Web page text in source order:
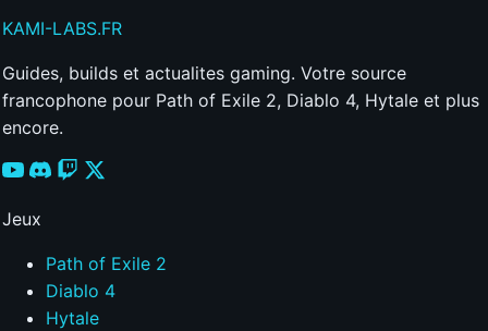
KAMI-LABS.FR
Guides, builds et actualites gaming. Votre source
francophone pour Path of Exile 2, Diablo 4, Hytale et plus
encore.
Jeux
Path of Exile 2
Diablo 4
Hytale